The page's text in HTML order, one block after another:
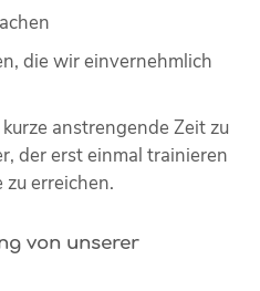
die wir einvernehmlich
anstrengende Zeit zu
der erst einmal trainieren
zu erreichen.
von unserer